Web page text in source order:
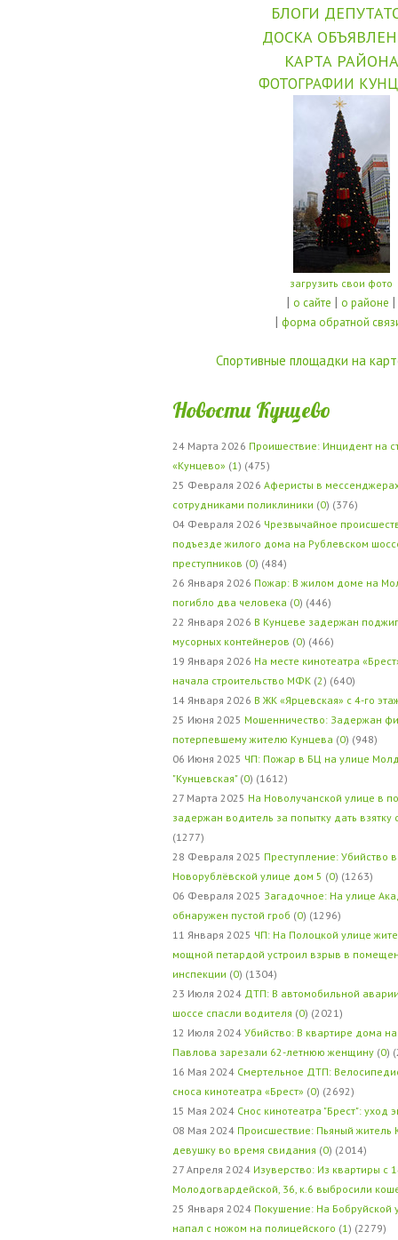
БЛОГИ
ДОСКА
КАРТА РАЙОНА
ФОТОГРАФИИ
загрузить свои фото
| о сайте | о районе |
| форма обратной
Спортивные площадки на
Новости Кунцево
24 Марта 2026 Проишествие: Инцидент на
«Кунцево» (1 ) (475)
25 Февраля 2026 Аферисты в
сотрудниками поликлиники (0) (376)
04 Февраля 2026 Чрезвычайное
подъезде жилого дома на Рублевском
преступников (0) (484)
26 Января 2026 Пожар: В жилом доме на
погибло два человека (0) (446)
22 Января 2026 В Кунцеве задержан
мусорных контейнеров (0) (466)
19 Января 2026 На месте кинотеатра
начала строительство МФК (2) (640)
14 Января 2026 В ЖК «Ярцевская» с 4-го
25 Июня 2025 Мошенничество: Задержан
потерпевшему жителю Кунцева (0) (948)
06 Июня 2025 ЧП: Пожар в БЦ на улице
"Кунцевская" (0) (1612)
27 Марта 2025 На Новолучанской улице в
задержан водитель за попытку дать
(1277)
28 Февраля 2025 Преступление: Убийство
Новорублёвской улице дом 5 (0) (1263)
06 Февраля 2025 Загадочное: На улице
обнаружен пустой гроб (0) (1296)
11 Января 2025 ЧП: На Полоцкой улице
мощной петардой устроил взрыв в
инспекции (0) (1304)
23 Июля 2024 ДТП: В автомобильной
шоссе спасли водителя (0) (2021)
12 Июля 2024 Убийство: В квартире дома
Павлова зарезали 62-летнюю женщину (0)
16 Мая 2024 Смертельное ДТП:
сноса кинотеатра «Брест» (0) (2692)
15 Мая 2024 Снос кинотеатра "Брест": уход
08 Мая 2024 Происшествие: Пьяный житель
девушку во время свидания (0) (2014)
27 Апреля 2024 Изуверство: Из квартиры с
Молодогвардейской, 36, к.6 выбросили
25 Января 2024 Покушение: На Бобруйской
напал с ножом на полицейского (1 ) (2279)